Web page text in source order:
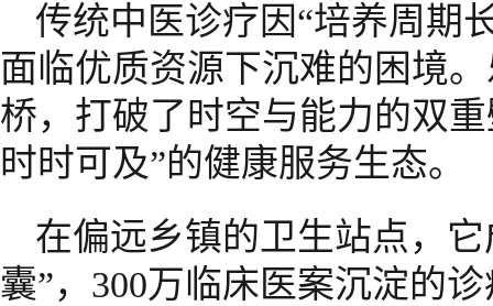
传统中医诊疗因“培养周期
面临优质资源下沉难的困境
桥，打破了时空与能力的双
时时可及”的健康服务生态。
在偏远乡镇的卫生站点，
囊”，300万临床医案沉淀的